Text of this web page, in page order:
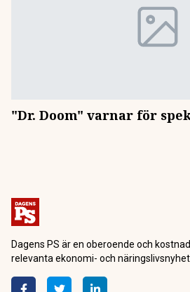
"Dr. Doom" varnar för
Dagens PS är en oberoende och
relevanta ekonomi- och